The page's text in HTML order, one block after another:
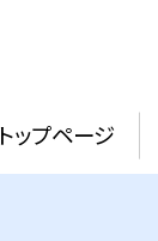
トップページ